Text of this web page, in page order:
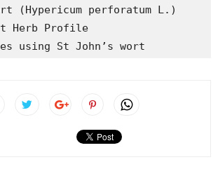
(Hypericum perforatum L.)
Herb Profile
using St John’s wort